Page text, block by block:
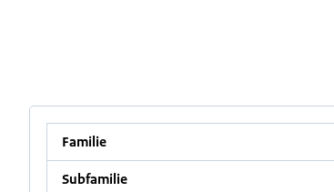
Familie
Subfamilie